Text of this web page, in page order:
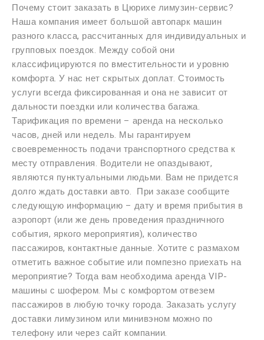
Почему стоит заказать в Цюрихе лимузин-сервис?
Наша компания имеет большой автопарк машин
разного класса, рассчитанных для индивидуальных и
групповых поездок. Между собой они
классифицируются по вместительности и уровню
комфорта. У нас нет скрытых доплат. Стоимость
услуги всегда фиксированная и она не зависит от
дальности поездки или количества багажа.
Тарификация по времени – аренда на несколько
часов, дней или недель. Мы гарантируем
своевременность подачи транспортного средства к
месту отправления. Водители не опаздывают,
являются пунктуальными людьми. Вам не придется
долго ждать доставки авто. При заказе сообщите
следующую информацию – дату и время прибытия в
аэропорт (или же день проведения праздничного
события, яркого мероприятия), количество
пассажиров, контактные данные. Хотите с размахом
отметить важное событие или помпезно приехать на
мероприятие? Тогда вам необходима аренда VIP-
машины с шофером. Мы с комфортом отвезем
пассажиров в любую точку города. Заказать услугу
доставки лимузином или минивэном можно по
телефону или через сайт компании.